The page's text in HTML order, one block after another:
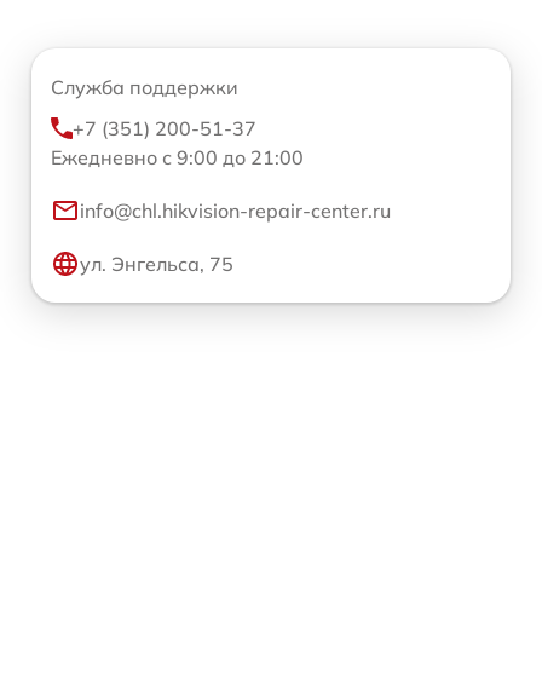
Служба поддержки
+7 (351) 200-51-37
Ежедневно с 9:00 до 21:00
info@chl.hikvision-repair-center.ru
ул. Энгельса, 75